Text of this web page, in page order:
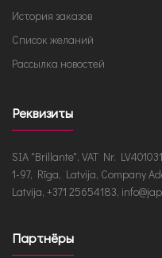
История заказов
Список желаний
Рассылка новостей
Реквизиты
SIA "Brillante", VAT Nr.
1-97, Rīga, Latvija, Company
Latvija, +371 25654183,
Партнёры